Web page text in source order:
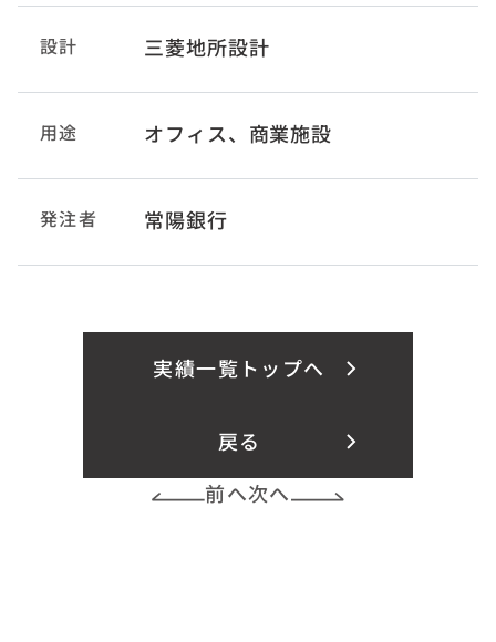
設計 三菱地所設計
用途 オフィス、商業施設
発注者 常陽銀行
実績一覧トップへ
戻る
前へ次へ